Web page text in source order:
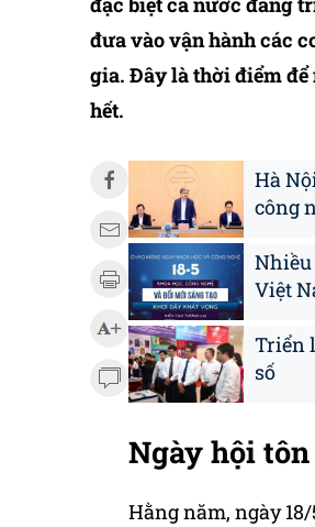
đưa vào vận hành các
gia. Đây là thời điểm
hết.
Hà
công
Nhiều
Việt
Triển
số
Ngày hội
Hằng năm, ngày